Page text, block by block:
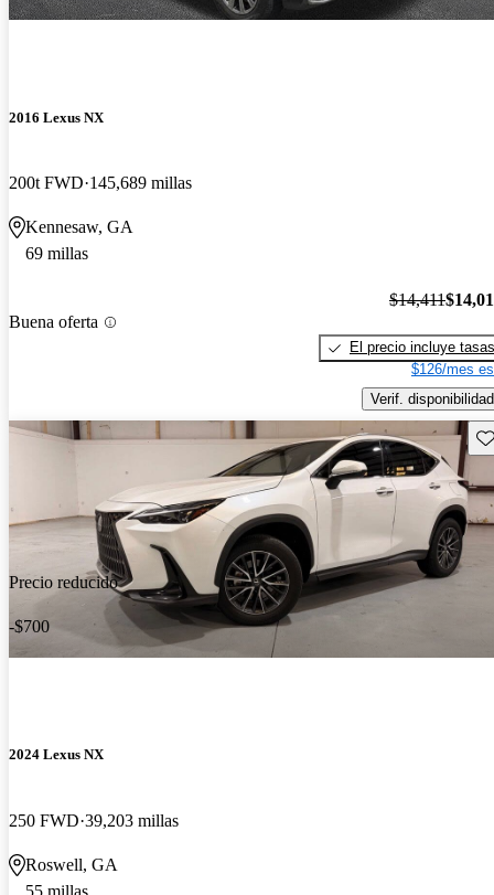
2016 Lexus NX
200t FWD 145,689 millas
Kennesaw, GA
69 millas
Buena oferta
$14,411
El precio incluye tasas
$126/mes
Verif. disponibilidad
Precio reducido
-$700
2024 Lexus NX
250 FWD 39,203 millas
Roswell, GA
55 millas